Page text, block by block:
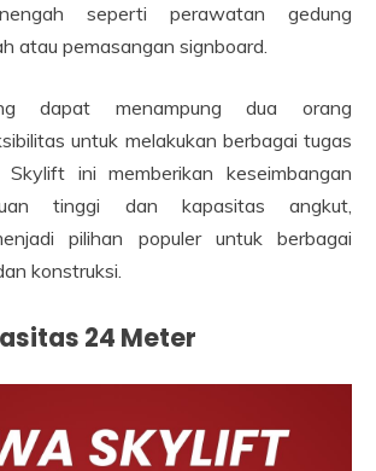
seperti perawatan gedung
atau pemasangan signboard.
dapat menampung dua orang
untuk melakukan berbagai tugas
ini memberikan keseimbangan
tinggi dan kapasitas angkut,
pilihan populer untuk berbagai
konstruksi.
24 Meter